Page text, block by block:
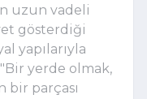
uzun vadeli
gösterdiği
yapılarıyla
yerde olmak,
bir parçası